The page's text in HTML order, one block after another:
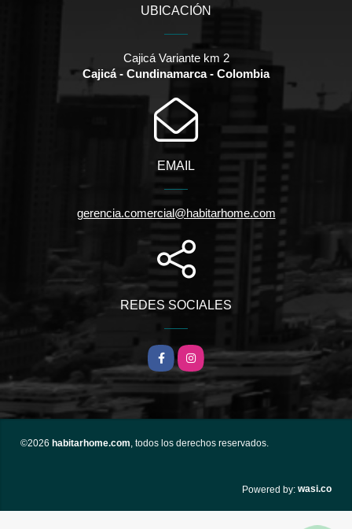
UBICACIÓN
Cajicá Variante km 2
Cajicá - Cundinamarca - Colombia
EMAIL
gerencia.comercial@habitarhome.com
REDES SOCIALES
FacebookInstagram
©2026 habitarhome.com, todos los derechos reservados.
Powered by: wasi.co